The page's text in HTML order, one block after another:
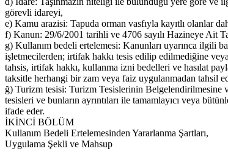
görevli idareyi,
e) Kamu arazisi: Tapuda orman vasfıyla kayıtlı olanlar
f) Kanun: 29/6/2001 tarihli ve 4706 sayılı Hazineye Ait
g) Kullanım bedeli ertelemesi: Kanunları uyarınca ilgili
işletmecilerden; irtifak hakkı tesis edilip edilmediğine
tahsis, irtifak hakkı, kullanma izni bedelleri ve hasılat
taksitle herhangi bir zam veya faiz uygulanmadan tahsil
ğ) Turizm tesisi: Turizm Tesislerinin Belgelendirilmesine
tesisleri ve bunların ayrıntıları ile tamamlayıcı veya
ifade eder.
İKİNCİ BÖLÜM
Kullanım Bedeli Ertelemesinden Yararlanma Şartları,
Uygulama Şekli ve Mahsup